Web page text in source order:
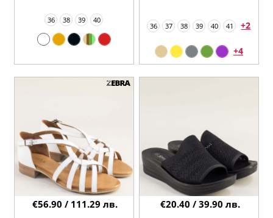
36 38 39 40
36 37 38 39 40 41 +2
+4
€56.90 / 111.29 лв. €20.40 / 39.90 лв.